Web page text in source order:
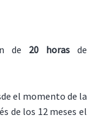
de 20 horasde
el momento de la
de los 12 meses el